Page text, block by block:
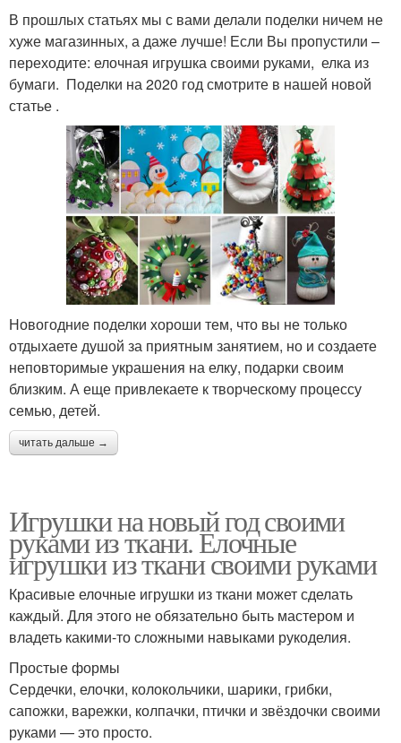
В прошлых статьях мы с вами делали поделки ничем не
хуже магазинных, а даже лучше! Если Вы пропустили –
переходите: елочная игрушка своими руками, елка из
бумаги. Поделки на 2020 год смотрите в нашей новой
статье .
Новогодние поделки хороши тем, что вы не только
отдыхаете душой за приятным занятием, но и создаете
неповторимые украшения на елку, подарки своим
близким. А еще привлекаете к творческому процессу
семью, детей.
читать дальше →
Игрушки на новый год своими
руками из ткани. Елочные
игрушки из ткани своими руками
Красивые елочные игрушки из ткани может сделать
каждый. Для этого не обязательно быть мастером и
владеть какими-то сложными навыками рукоделия.
Простые формы
Сердечки, елочки, колокольчики, шарики, грибки,
сапожки, варежки, колпачки, птички и звёздочки своими
руками — это просто.